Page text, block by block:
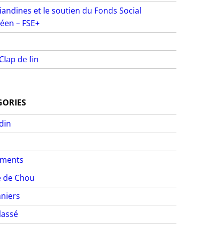
et le soutien du Fonds Social
– FSE+
de fin
de Chou